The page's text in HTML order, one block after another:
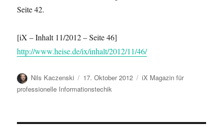
Seite 42.
[iX – Inhalt 11/2012 – Seite 46]
http://www.heise.de/ix/inhalt/2012/11/46/
Autor
Nils Kaczenski
Veröffentlicht
am
17. Oktober 2012 Kategorien
iX Magazin für
professionelle Informationstechik